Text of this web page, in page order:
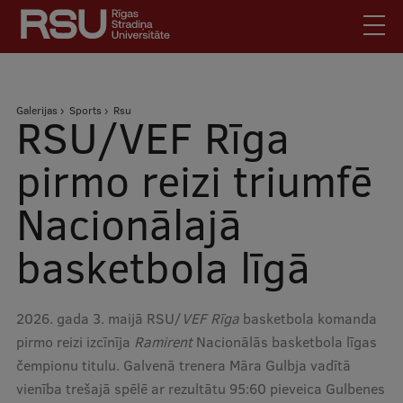
Pārlekt
galveno
saturu
Latviski
Meklēt Mobile
augšējā
izvēlne
Skolēniem
Studentiem
Absolventiem
Darbiniekiem
Darba devējiem
Bibliotēka
Kontakti
Vakances
Atpakaļceļš
Galerijas Sports Rsu
RSU/VEF Rīga
pirmo reizi triumfē
Nacionālajā
basketbola līgā
2026. gada 3. maijā RSU/VEF Rīga basketbola komanda
pirmo reizi izcīnīja RamirentNacionālās basketbola līgas
čempionu titulu. Galvenā trenera Māra Gulbja vadītā
vienība trešajā spēlē ar rezultātu 95:60 pieveica Gulbenes